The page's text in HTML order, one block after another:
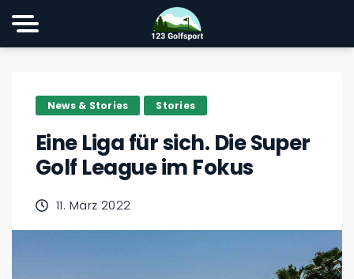
News & Stories Stories
Eine Liga für sich. Die Super
Golf League im Fokus
11. März 2022